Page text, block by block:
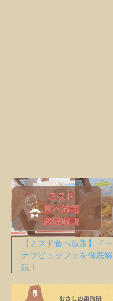
【ミスド食べ放題】ドー
ナツビュッフェを徹底解
説！